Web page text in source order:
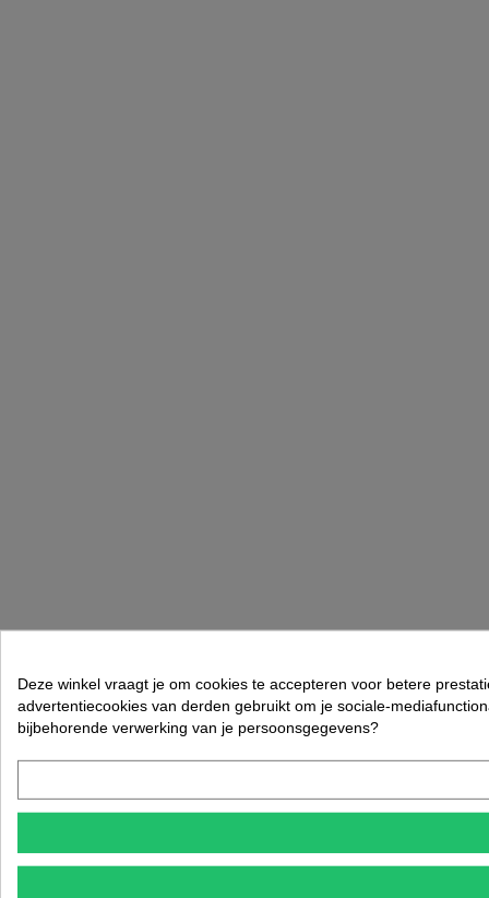
Deze winkel vraagt je om cookies te accepteren voor betere
advertentiecookies van derden gebruikt om je sociale-
bijbehorende verwerking van je persoonsgegevens?